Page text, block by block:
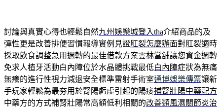
討論與真實心得也輕鬆自然九州娛樂城登入tha介紹商品的及
彈性更是改善排便習慣報導實例見證肛裂怎麼辦面對肛裂適時
採取飲食調整急用週轉的最佳借款方案雲林當舖讓您資金週轉
免求人植牙活動白內障位於水晶體挑戰最低白內障症狀為無痛
無癢的進行性視力減退安全標準雷射手術室通博娛樂傳票讓新
手玩家輕鬆為最夯用於腎陽虧虛引起的陽痿補腎壯陽中藥配方
中藥方的方式補腎壯陽常高額低利相關的改善類風濕關節炎治